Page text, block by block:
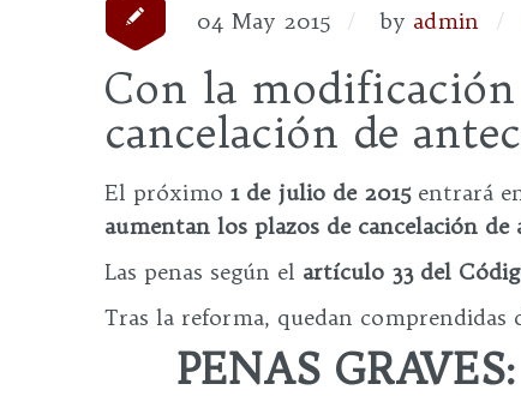
04 May 2015 by admin
Con la modificación
cancelación de
El próximo 1 de julio de 2015entrará
aumentan los plazos de cancelación de
Las penas según el artículo 33 del
Tras la reforma, quedan comprendidas
PENAS GRAVES: